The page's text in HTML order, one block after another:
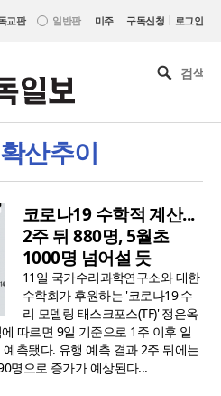
교판 일반판 미주 구독신청 | 로그인
산추이
코로나19 수학적 계산...
2주 뒤 880명, 5월초
1000명 넘어설 듯
11일 국가수리과학연구소와 대한
수학회가 후원하는 '코로나19 수
리 모델링 태스크포스(TF)' 정은옥
따르면 9일 기준으로 1주 이후 일
측됐다. 유행 예측 결과 2주 뒤에는
명으로 증가가 예상된다...